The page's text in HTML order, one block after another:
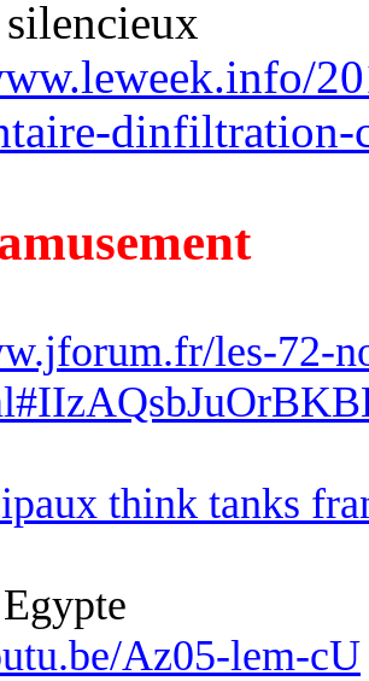
dinfiltration-
les-72-
think tanks
Az05-lem-cU